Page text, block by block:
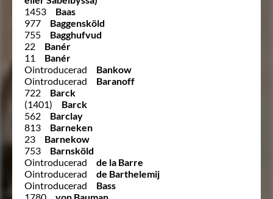
1453
Baas
977
Baggensköld
755
Bagghufvud
22
Banér
11
Banér
Ointroducerad
Bankow
Ointroducerad
Baranoff
722
Barck
(1401)
Barck
562
Barclay
813
Barneken
23
Barnekow
753
Barnsköld
Ointroducerad
de la Barre
Ointroducerad
de Barthelemij
Ointroducerad
Bass